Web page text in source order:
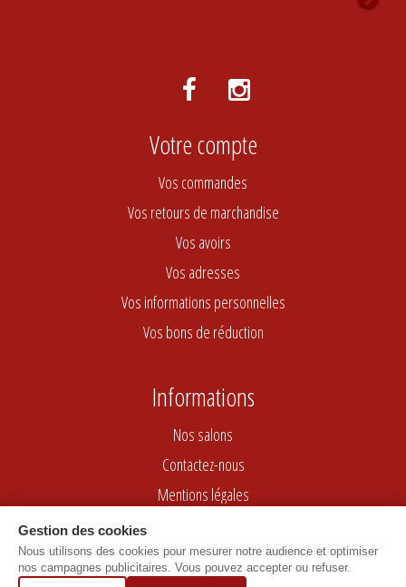
Votre compte
Vos commandes
Vos retours de marchandise
Vos avoirs
Vos adresses
Vos informations personnelles
Vos bons de réduction
Informations
Nos salons
Contactez-nous
Mentions légales
Conditions générales de vente
Gestion des cookies
Nous utilisons des cookies pour mesurer notre audience et optimiser
nos campagnes publicitaires. Vous pouvez accepter ou refuser.